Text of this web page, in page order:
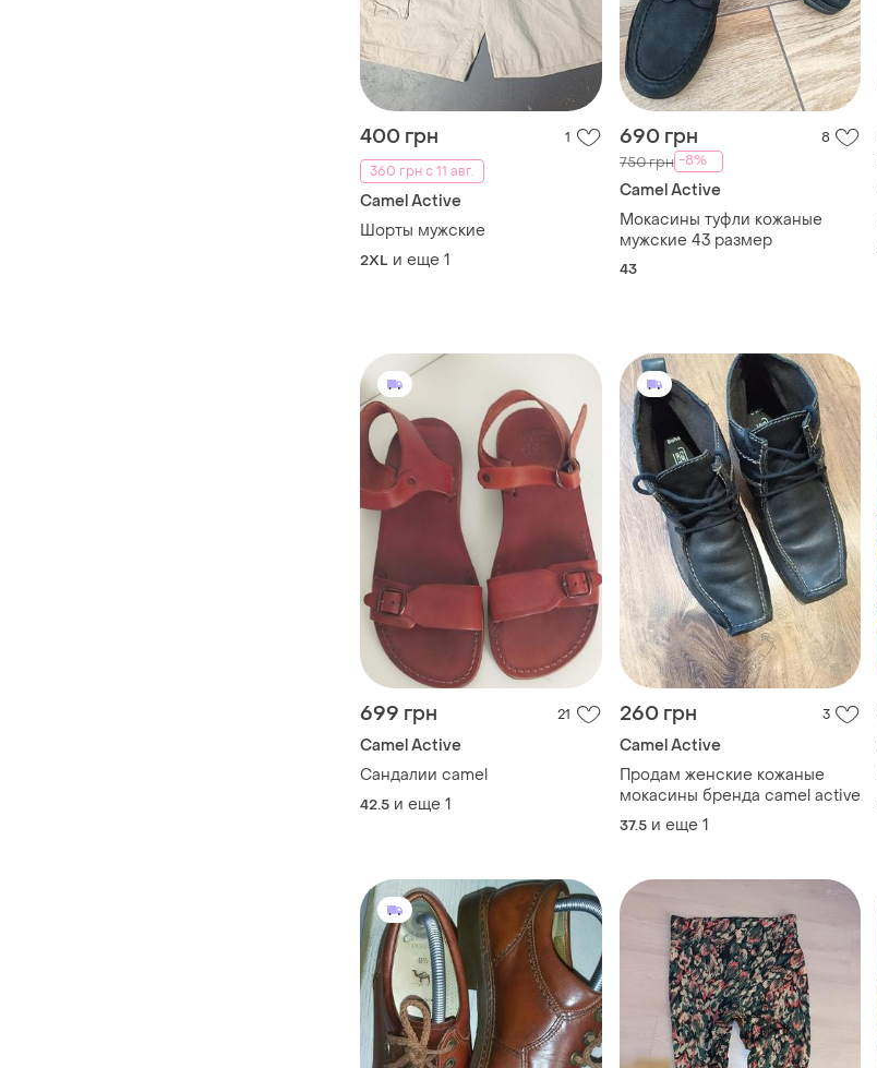
400 грн
1
360 грн с 11 авг.
Camel Active
Шорты мужские
2XL и еще 1
690 грн 8
750 грн -8%
Camel Active
Мокасины туфли кожаные
мужские 43 размер
43
699 грн 21
Camel Active
Сандалии camel
42.5 и еще 1
260 грн 3
Camel Active
Продам женские кожаные
мокасины бренда camel active
37.5 и еще 1